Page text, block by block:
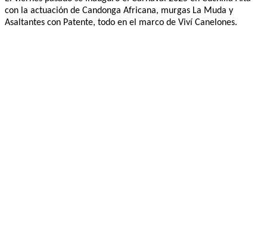
con la actuación de Candonga Africana, murgas La Muda y
Asaltantes con Patente, todo en el marco de Viví Canelones.